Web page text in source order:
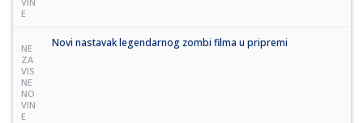
E
NE
ZA
VIS
NE
NO
VIN
E
Novi nastavak legendarnog zombi filma u pripremi